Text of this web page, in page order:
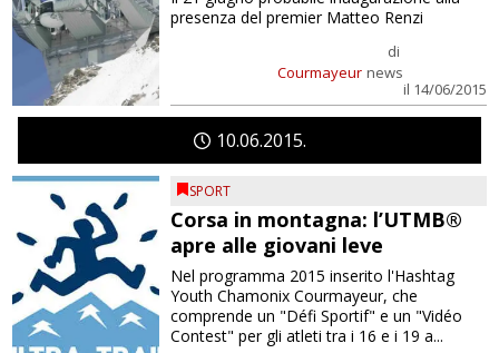
Courmayeur
di
news
il 14/06/2015
presenza del premier Matteo Renzi
1006 2015
SPORT
Corsa in montagna: l’UTMB®
apre alle giovani leve
Nel programma 2015 inserito l'Hashtag
Youth Chamonix Courmayeur, che
comprende un "Défi Sportif" e un "Vidéo
Contest" per gli atleti tra i 16 e i 19 a...